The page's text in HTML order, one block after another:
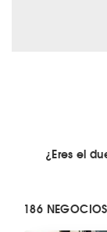
¿Eres el
186